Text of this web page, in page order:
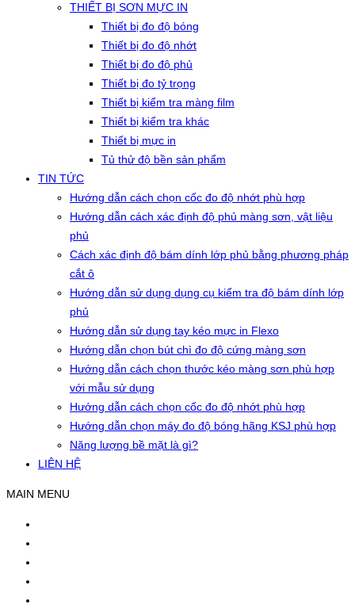
THIẾT BỊ SƠN MỰC IN
Thiết bị đo độ bóng
Thiết bị đo độ nhớt
Thiết bị đo độ phủ
Thiết bị đo tỷ trọng
Thiết bị kiểm tra màng film
Thiết bị kiểm tra khác
Thiết bị mực in
Tủ thử độ bền sản phẩm
TIN TỨC
Hướng dẫn cách chọn cốc đo độ nhớt phù hợp
Hướng dẫn cách xác định độ phủ màng sơn, vật liệu
phủ
Cách xác định độ bám dính lớp phủ bằng phương pháp
cắt ô
Hướng dẫn sử dụng dụng cụ kiểm tra độ bám dính lớp
phủ
Hướng dẫn sử dụng tay kéo mực in Flexo
Hướng dẫn chọn bút chì đo độ cứng màng sơn
Hướng dẫn cách chọn thước kéo màng sơn phù hợp
với mẫu sử dụng
Hướng dẫn cách chọn cốc đo độ nhớt phù hợp
Hướng dẫn chọn máy đo độ bóng hãng KSJ phù hợp
Năng lượng bề mặt là gì?
LIÊN HỆ
MAIN MENU